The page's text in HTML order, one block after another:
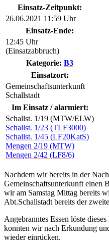
Einsatz-Zeitpunkt:
26.06.2021 11:59 Uhr
Einsatz-Ende:
12:45 Uhr
(Einsatzabbruch)
Kategorie: B3
Einsatzort:
Gemeinschaftsunterkunft
Schallstadt
Im Einsatz / alarmiert:
Schallst. 1/19 (MTW/ELW)
Schallst. 1/23 (TLF3000)
Schallst. 1/45 (LF20KatS)
Mengen 2/19 (MTW)
Mengen 2/42 (LF8/6)
Nachdem wir bereits in der
Gemeinschaftsunterkunft einen
wir am Samstag Mittag bereits
Abt.Schallstadt bereits der
Angebranntes Essen löste
konnten wir nach Erkundung
wieder einrücken.